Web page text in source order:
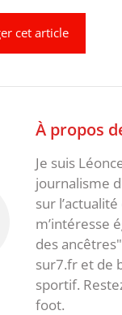
cet article
À propos
Je suis
journalisme
sur
m’intéresse
des
sur7.fr et de
sportif.
foot.